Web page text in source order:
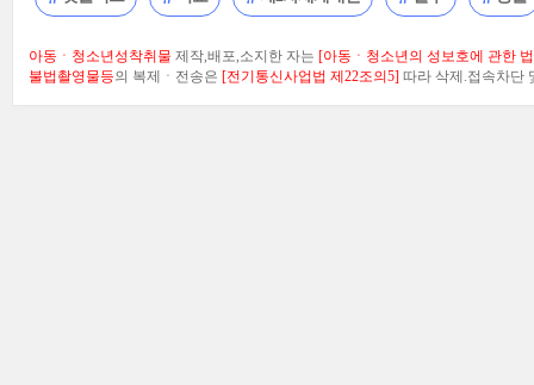
아동ㆍ청소년성착취물 제작,배포,소지한 자는 [아동ㆍ청소년의 성보호에 관한
불법촬영물등의 복제ㆍ전송은 [전기통신사업법 제22조의5] 따라 삭제.접속차단